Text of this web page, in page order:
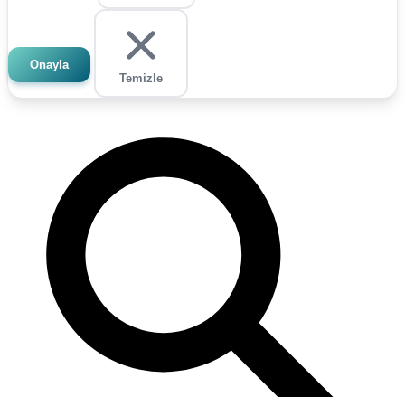
Onayla
Temizle